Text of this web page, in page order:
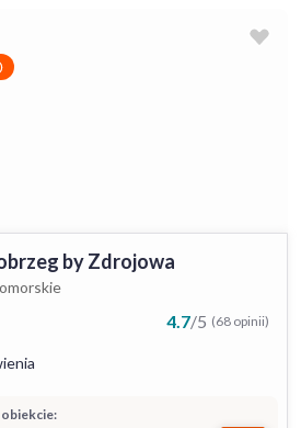
by Zdrojowa
4.7/5 (68 opinii)
obiekcie: